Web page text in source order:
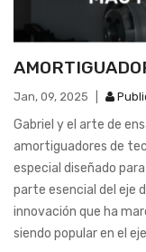
Jan, 09, 2025
Gabriel y el arte de
amortiguadores de
especial diseñado
parte esencial del eje
innovación que ha
siendo popular en el